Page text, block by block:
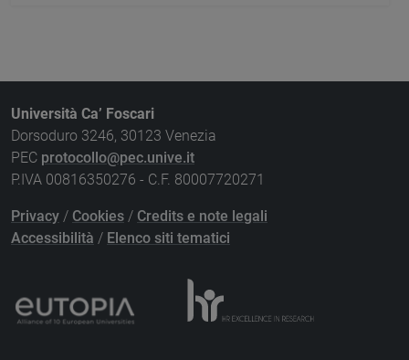
Università Ca’ Foscari
Dorsoduro 3246, 30123 Venezia
PEC protocollo@pec.unive.it
P.IVA 00816350276 - C.F. 80007720271
Privacy / Cookies / Credits e note legali
Accessibilità / Elenco siti tematici